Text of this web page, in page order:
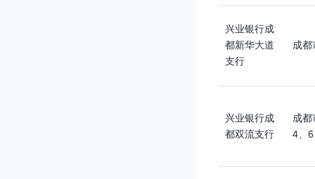
兴业银行成
都新华大道
支行
成都
兴业银行成
都双流支行
成都
4、